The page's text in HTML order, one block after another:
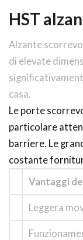
HST
Alzante
di elevate
casa.
Le porte
particolare
barriere. Le
costante
Vantaggi
Leggera